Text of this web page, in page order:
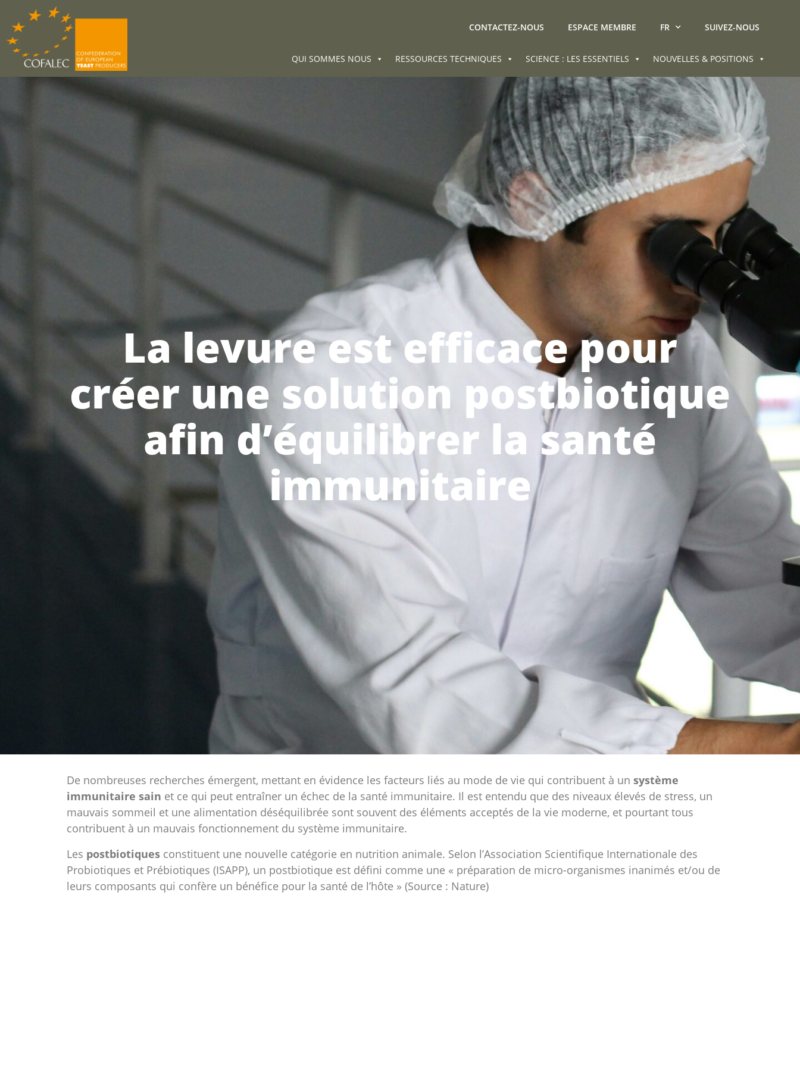
CONTACTEZ-NOUS ESPACE MEMBRE FR SUIVEZ-NOUS
QUI SOMMES NOUS RESSOURCES TECHNIQUES SCIENCE : LES ESSENTIELS NOUVELLES & POSITIONS
La levure est efficace pour
créer une solution postbiotique
afin d’équilibrer la santé
immunitaire
De nombreuses recherches émergent, mettant en évidence les facteurs liés au mode de vie qui contribuent à un système
immunitaire sain et ce qui peut entraîner un échec de la santé immunitaire. Il est entendu que des niveaux élevés de stress, un
mauvais sommeil et une alimentation déséquilibrée sont souvent des éléments acceptés de la vie moderne, et pourtant tous
contribuent à un mauvais fonctionnement du système immunitaire.
Les postbiotiques constituent une nouvelle catégorie en nutrition animale. Selon l’Association Scientifique Internationale des
Probiotiques et Prébiotiques (ISAPP), un postbiotique est défini comme une « préparation de micro-organismes inanimés et/ou de
leurs composants qui confère un bénéfice pour la santé de l’hôte » (Source : Nature)